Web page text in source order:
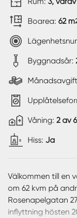
Boarea: 62 m
Byggnadsår:
Våning: 2 av 6
Hiss: Ja
Välkommen till en
om 62 kvm på
Rosenapelgatan
inflyttning hösten